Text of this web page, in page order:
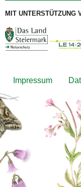
MIT UNTERSTÜTZUNG
Footer
menu
Impressum